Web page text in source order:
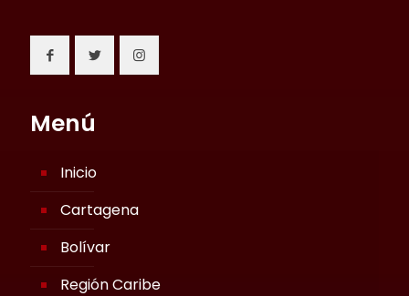
Menú
Inicio
Cartagena
Bolívar
Región Caribe